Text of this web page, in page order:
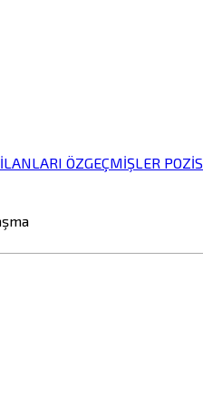
ÖZGEÇMİŞLER